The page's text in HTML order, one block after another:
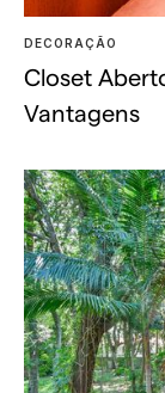
DECORAÇÃO
Closet
Vantagens